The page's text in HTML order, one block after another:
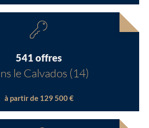
541 offres
le Calvados (14)
à partir de 129 500 €